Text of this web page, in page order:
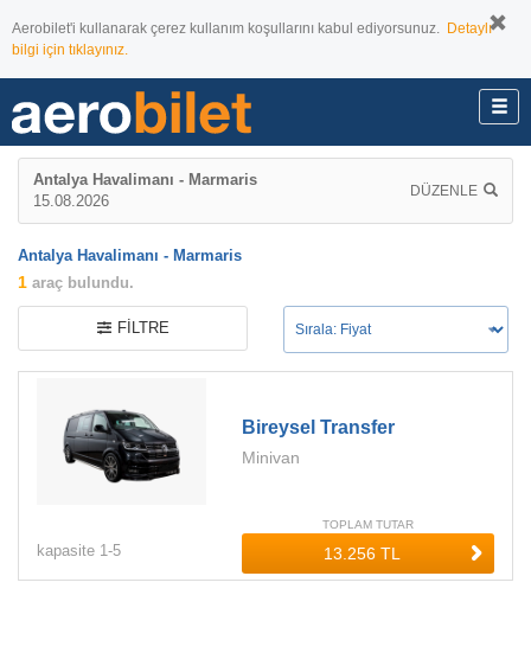
Aerobilet'i kullanarak çerez kullanım koşullarını kabul ediyorsunuz. Detaylı
bilgi için tıklayınız.
Antalya Havalimanı - Marmaris
15.08.2026
DÜZENLE
Antalya Havalimanı - Marmaris
1 araç bulundu.
FILTRE
Bireysel Transfer
Minivan
kapasite 1-5
TOPLAM TUTAR